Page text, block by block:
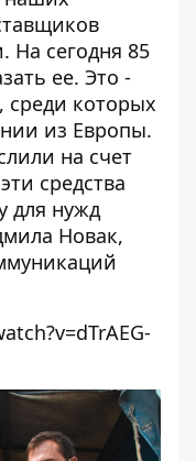
На сегодня 85
ее. Это -
которых
из Европы.
на счет
средства
для нужд
Новак,